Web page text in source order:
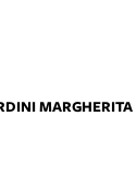
MARGHERITA